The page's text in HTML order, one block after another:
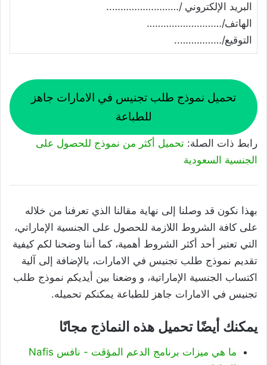
البريد الإلكتروني /……………………..
الهاتف/………………………
التوقيع/……………..
تحميل نموذج طلب تجنيس في الامارات جاهز
للطباعة
رابط ذات الصلة: تحميل أكثر من نموذج للحصول على
الجنسية السعودية
بهذا نكون قد وصلنا إلى نهاية مقالنا الذي تعرفنا من خلاله
على كافة الشروط اللازمة للحصول على الجنسية الإماراتي،
التي تعتبر أحد أكثر الشروط أهمية، كما أننا وضحنا لكم كيفية
تقديم نموذج طلب تجنيس في الامارات، بالإضافة إلى آلية
اكتساب الجنسية الإماراتية، و وضعنا بين أيديكم نموذج طلب
تجنيس في الامارات جاهز للطباعة يمكنكم تحميله.
يمكنك أيضًا تحميل هذه النماذج مجانًا
ما هي ميزات برنامج الدعم المؤقت - نافس Nafis